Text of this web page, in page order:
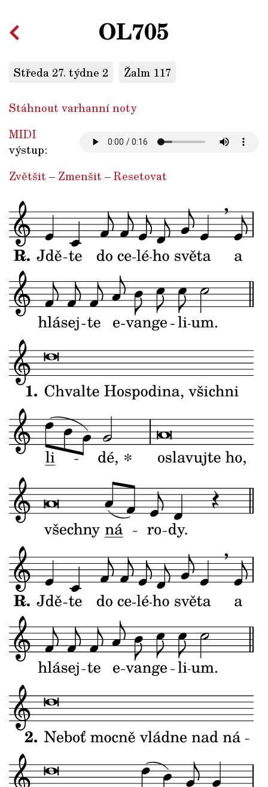
OL705
Středa 27. týdne 2 Žalm 117
Stáhnout varhanní noty
MIDI
výstup:
Zvětšit – Zmenšit –Resetovat